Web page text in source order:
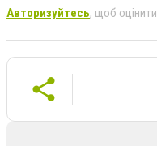
Авторизуйтесь, щоб оцінити